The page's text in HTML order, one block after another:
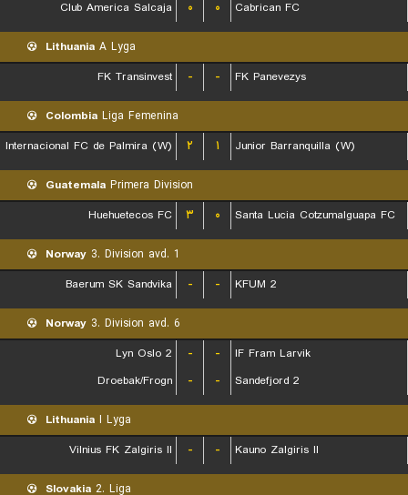
Club America Salcaja
۰ ۰ Cabrican FC
Lithuania A Lyga
FK Transinvest
- - FK Panevezys
Colombia Liga Femenina
Internacional FC de Palmira (W)
۲ ۱ Junior Barranquilla (W)
Guatemala Primera Division
Huehuetecos FC
۳ ۰ Santa Lucia Cotzumalguapa FC
Norway 3. Division avd. 1
Baerum SK Sandvika
- - KFUM 2
Norway 3. Division avd. 6
Lyn Oslo 2
- -
IF Fram Larvik
Droebak/Frogn
- - Sandefjord 2
Lithuania I Lyga
Vilnius FK Zalgiris II
- - Kauno Zalgiris II
Slovakia 2. Liga